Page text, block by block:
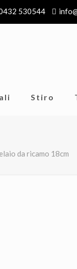
530544
Stiro
da ricamo 18cm